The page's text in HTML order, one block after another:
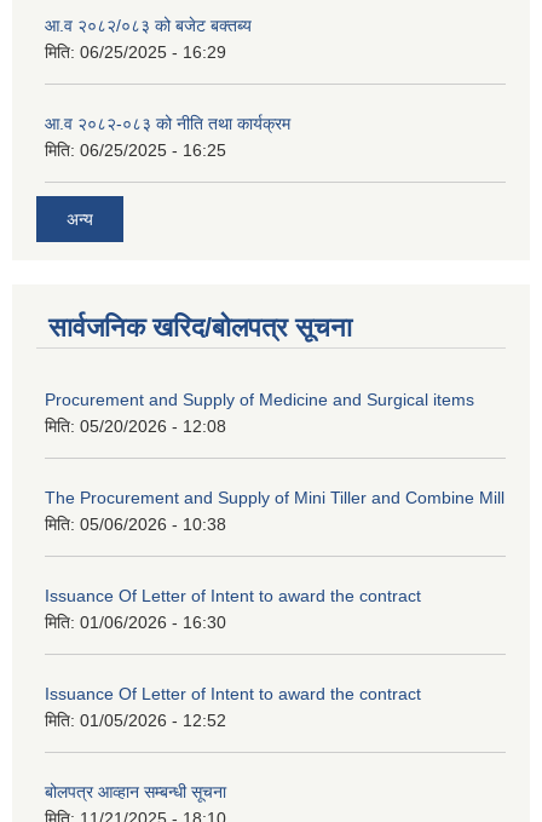
आ.व २०८२/०८३ को बजेट बक्तब्य
मिति: 06/25/2025 - 16:29
आ.व २०८२-०८३ को नीति तथा कार्यक्रम
मिति: 06/25/2025 - 16:25
अन्य
सार्वजनिक खरिद/बोलपत्र सूचना
Procurement and Supply of Medicine and Surgical items
मिति: 05/20/2026 - 12:08
The Procurement and Supply of Mini Tiller and Combine Mill
मिति: 05/06/2026 - 10:38
Issuance Of Letter of Intent to award the contract
मिति: 01/06/2026 - 16:30
Issuance Of Letter of Intent to award the contract
मिति: 01/05/2026 - 12:52
बोलपत्र आव्हान सम्बन्धी सूचना
मिति: 11/21/2025 - 18:10